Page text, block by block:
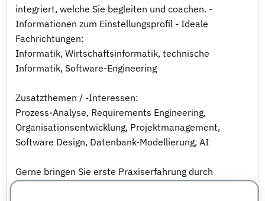
integriert, welche Sie begleiten und coachen. -
Informationen zum Einstellungsprofil - Ideale
Fachrichtungen:
Informatik, Wirtschaftsinformatik, technische
Informatik, Software-Engineering
Zusatzthemen / -Interessen:
Prozess-Analyse, Requirements Engineering,
Organisationsentwicklung, Projektmanagement,
Software Design, Datenbank-Modellierung, AI
Gerne bringen Sie erste Praxiserfahrung durch
Praktikum oder Ausbildung mit.